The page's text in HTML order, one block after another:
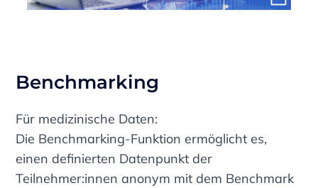
Benchmarking
Für medizinische Daten:
Die Benchmarking-Funktion ermöglicht es,
einen definierten Datenpunkt der
Teilnehmer:innen anonym mit dem Benchmark